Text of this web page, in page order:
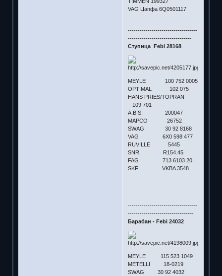
TIMMEN 199327
VAG Цапфа 6Q0501117
-----------------------------------
--------------------------------
Ступица Febi 28168
MEYLE 100 752 0005
OPTIMAL 102 075
HANS PRIES/TOPRAN
109 701
A.B.S. 200047
MAPCO 26752
SWAG 30 92 8168
VAG 6X0 598 477
RUVILLE 5445
SNR R154.45
FAG 713 6103 20
SKF VKBA 3548
-----------------------------------
---------------------------------
Барабан - Febi 24032
MEYLE 115 523 1049
METELLI 18-0219
SWAG 30 92 4032